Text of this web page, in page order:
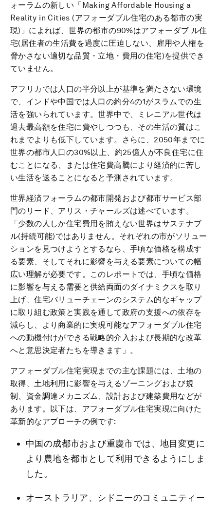
ォーラムの新しい「Making Affordable Housing a
Reality in Cities (アフォーダブル住宅のある都市の実
現)」によれば、世界の都市の90%はアフォーダブ ル住
宅(居住者の生活費を過度に圧迫しない、雇用や人権を
脅かさない適切な品質・立地・費用の住宅)を提供でき
ていません。
アフリカでは人口の半分以上が基準を満たさない環境
で、インドや中国では人口の約分4の1がスラムでの生
活を強いられています。世界中で、ミレニアル世代は
過去最高額を住宅に費やしつつも、その生活の質はこ
れまでよりも低下しています。さらに、2050年までに
世界の都市人口の30%以上、約25億人が不良住宅に住
むことになる、または住宅費高騰により経済的に苦し
い生活を送ることになると予測されています。
世界経済フォーラムの都市開発および都市サービス部
門のリード、アリス・チャールズは述べています。
「少数の人しか住宅費用を賄えない世界はサステナブ
ル(持続可能)ではありません。それぞれの市がソリュー
ションを見つけようとするなら、手頃な価格を構成す
る要素、そしてそれに影響を与える要素についての幅
広い理解が必要です。このレポートでは、手頃な価格
に影響を与える需要と供給両面のダイナミクスを取り
上げ、住宅バリューチェーンのシステム的なギャップ
に取り組む政策と実践を通して政府の支援への依存を
減らし、より商業的に実現可能なアフォーダブル住宅
への動機付けができる戦略的介入および長期的な改革
へと意思決定者たちを導きます」。
アフォーダブル住宅実現までの主な課題には、土地の
取得、土地利用に影響を与えるゾーニングおよび規
制、資金調達メカニズム、設計および建築費用などが
あります。以下は、アフォーダブル住宅実現に向けた
革新的なアプローチの例です:
中国の成都市および重慶市では、地目変更に
より農地を都市として利用できるようにしま
した。
オーストラリア、シドニーのコミュニティー